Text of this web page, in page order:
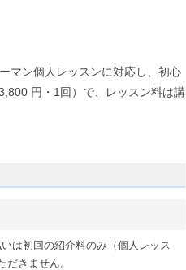
マン個人レッスンに対応し、初心
円・1回）で、レッスン料は講
は初回の紹介料のみ（個人レッス
きません。